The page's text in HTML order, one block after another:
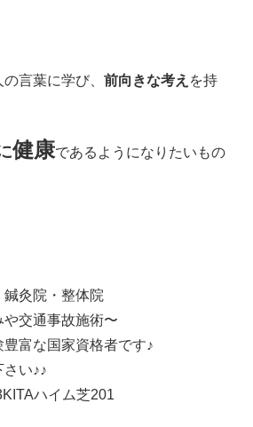
言葉に学び、 前向きな考え を持
健康であるようになりたいもの
灸院・整体院
交通事故施術〜
富な国家資格者です♪
い♪♪
ハイム芝201